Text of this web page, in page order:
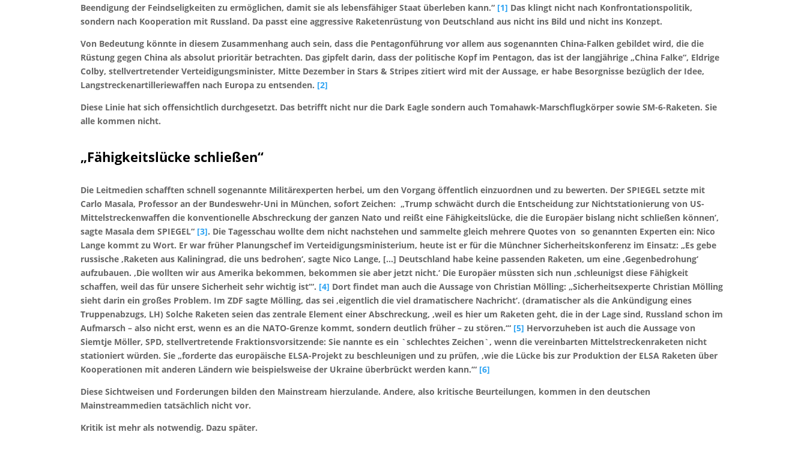
Beendigung der Feindseligkeiten zu ermöglichen, damit sie als lebensfähiger Staat überleben kann.“ [1] Das klingt nicht nach Konfrontationspolitik,
sondern nach Kooperation mit Russland. Da passt eine aggressive Raketenrüstung von Deutschland aus nicht ins Bild und nicht ins Konzept.
Von Bedeutung könnte in diesem Zusammenhang auch sein, dass die Pentagonführung vor allem aus sogenannten China-Falken gebildet wird, die die
Rüstung gegen China als absolut prioritär betrachten. Das gipfelt darin, dass der politische Kopf im Pentagon, das ist der langjährige „China Falke“, Eldrige
Colby, stellvertretender Verteidigungsminister, Mitte Dezember in Stars & Stripes zitiert wird mit der Aussage, er habe Besorgnisse bezüglich der Idee,
Langstreckenartilleriewaffen nach Europa zu entsenden. [2]
Diese Linie hat sich offensichtlich durchgesetzt. Das betrifft nicht nur die Dark Eagle sondern auch Tomahawk-Marschflugkörper sowie SM-6-Raketen. Sie
alle kommen nicht.
„Fähigkeitslücke schließen“
Die Leitmedien schafften schnell sogenannte Militärexperten herbei, um den Vorgang öffentlich einzuordnen und zu bewerten. Der SPIEGEL setzte mit
Carlo Masala, Professor an der Bundeswehr-Uni in München, sofort Zeichen: „Trump schwächt durch die Entscheidung zur Nichtstationierung von US-
Mittelstreckenwaffen die konventionelle Abschreckung der ganzen Nato und reißt eine Fähigkeitslücke, die die Europäer bislang nicht schließen können’,
sagte Masala dem SPIEGEL“ [3]. Die Tagesschau wollte dem nicht nachstehen und sammelte gleich mehrere Quotes von so genannten Experten ein: Nico
Lange kommt zu Wort. Er war früher Planungschef im Verteidigungsministerium, heute ist er für die Münchner Sicherheitskonferenz im Einsatz: „Es gebe
russische ‚Raketen aus Kaliningrad, die uns bedrohen‘, sagte Nico Lange, […] Deutschland habe keine passenden Raketen, um eine ‚Gegenbedrohung‘
aufzubauen. ‚Die wollten wir aus Amerika bekommen, bekommen sie aber jetzt nicht.‘ Die Europäer müssten sich nun ‚schleunigst diese Fähigkeit
schaffen, weil das für unsere Sicherheit sehr wichtig ist‘“. [4] Dort findet man auch die Aussage von Christian Mölling: „Sicherheitsexperte Christian Mölling
sieht darin ein großes Problem. Im ZDF sagte Mölling, das sei ‚eigentlich die viel dramatischere Nachricht‘. (dramatischer als die Ankündigung eines
Truppenabzugs, LH) Solche Raketen seien das zentrale Element einer Abschreckung, ‚weil es hier um Raketen geht, die in der Lage sind, Russland schon im
Aufmarsch – also nicht erst, wenn es an die NATO-Grenze kommt, sondern deutlich früher – zu stören.‘“ [5] Hervorzuheben ist auch die Aussage von
Siemtje Möller, SPD, stellvertretende Fraktionsvorsitzende: Sie nannte es ein `schlechtes Zeichen`, wenn die vereinbarten Mittelstreckenraketen nicht
stationiert würden. Sie „forderte das europäische ELSA-Projekt zu beschleunigen und zu prüfen, ‚wie die Lücke bis zur Produktion der ELSA Raketen über
Kooperationen mit anderen Ländern wie beispielsweise der Ukraine überbrückt werden kann.‘“ [6]
Diese Sichtweisen und Forderungen bilden den Mainstream hierzulande. Andere, also kritische Beurteilungen, kommen in den deutschen
Mainstreammedien tatsächlich nicht vor.
Kritik ist mehr als notwendig. Dazu später.